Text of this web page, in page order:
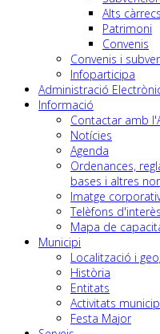
Alts càrrecs
Patrimoni
Convenis
Convenis i
Infoparticipa
Administració
Informació
Contactar amb
Notícies
Agenda
Ordenances,
bases i altres
Imatge
Telèfons d'interès
Mapa de
Municipi
Localització i
Història
Entitats
Activitats
Festa Major